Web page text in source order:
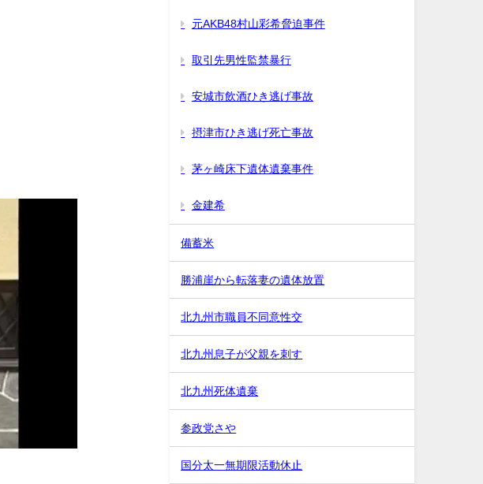
元AKB48村山彩希脅迫事件
取引先男性監禁暴行
安城市飲酒ひき逃げ事故
摂津市ひき逃げ死亡事故
茅ヶ崎床下遺体遺棄事件
金建希
備蓄米
勝浦崖から転落妻の遺体放置
北九州市職員不同意性交
北九州息子が父親を刺す
北九州死体遺棄
参政党さや
国分太一無期限活動休止